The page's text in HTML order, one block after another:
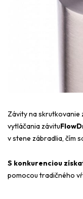
Závity na skrutkovanie
vytláčania závitu
v stene zábradlia, čím
S konkurenciou
pomocou tradičného